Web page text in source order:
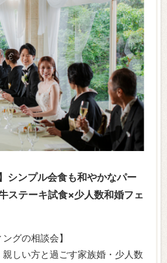
シンプル会食も和やかなパー
ステーキ試食×少人数和婚フェ
グの相談会】
しい方と過ごす家族婚・少人数